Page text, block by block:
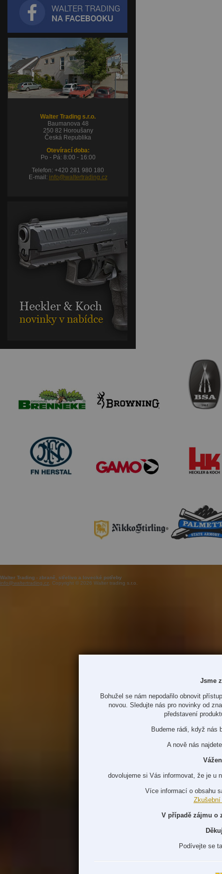
Walter Trading s.r.o.
Baumanova 48
250 82 Horoušany
Česká Republika
Otevírací doba:
Po - Pá: 8:00 - 16:00
Telefon: +420 281 980 180
E-mail: info@waltertrading.cz
Walter Trading - zbraně, střelivo a lovecké potřeby
info@waltertrading.cz , Copyright © 2026 Walter trading s.r.o.
Jsme
Bohužel se nám nepodařilo obnovit
novou. Sledujte nás pro novinky od
představení
Budeme rádi, když nás
A nově nás
dovolujeme si Vás informovat, že je u
Více informací o obsahu
Zkušební
V případě zájmu o
Podívejte se